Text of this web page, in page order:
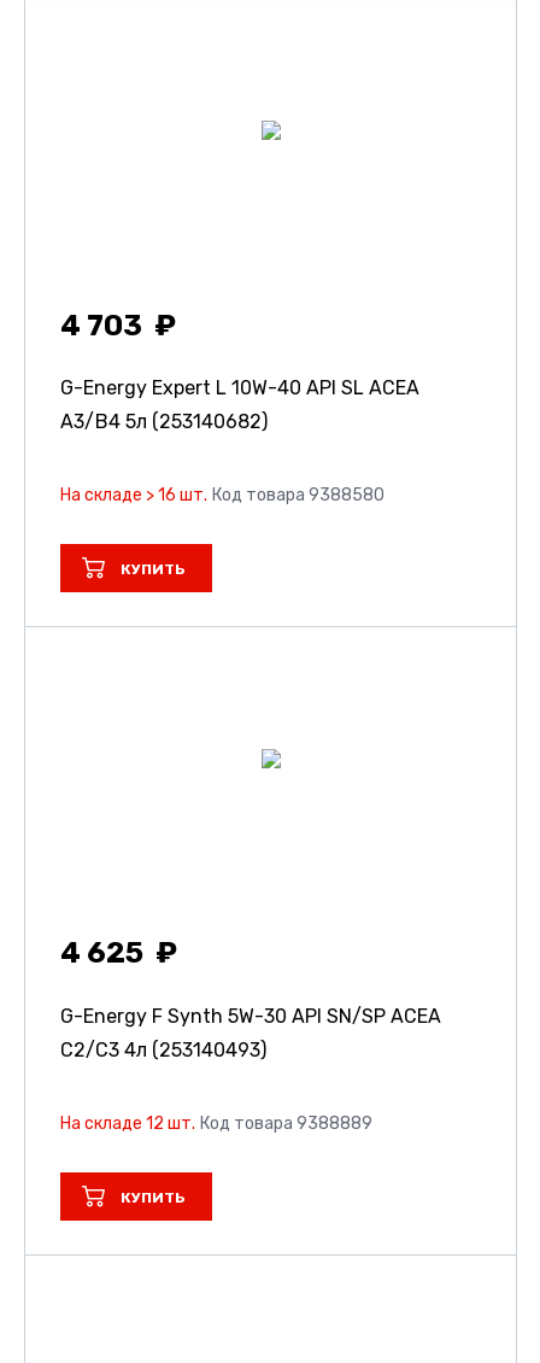
4 703
G-Energy Expert L 10W-40 API SL ACEA
A3/B4 5л (253140682)
На складе > 16 шт. Код товара 9388580
КУПИТЬ
4 625
G-Energy F Synth 5W-30 API SN/SP ACEA
C2/C3 4л (253140493)
На складе 12 шт. Код товара 9388889
КУПИТЬ